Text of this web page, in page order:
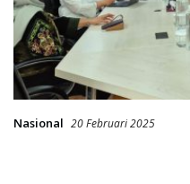
Nasional 20 Februari 2025